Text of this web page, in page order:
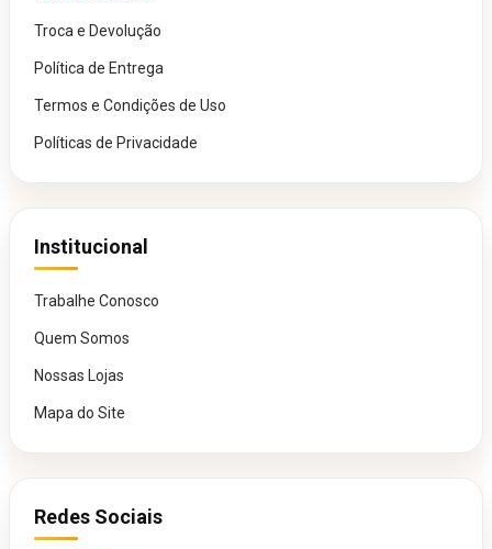
Troca e Devolução
Política de Entrega
Termos e Condições de Uso
Políticas de Privacidade
Institucional
Trabalhe Conosco
Quem Somos
Nossas Lojas
Mapa do Site
Redes Sociais